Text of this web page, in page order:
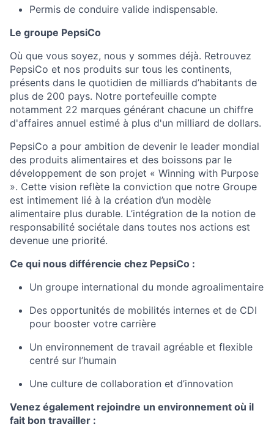
Permis de conduire valide indispensable.
Le groupe PepsiCo
Où que vous soyez, nous y sommes déjà. Retrouvez
PepsiCo et nos produits sur tous les continents,
présents dans le quotidien de milliards d’habitants de
plus de 200 pays. Notre portefeuille compte
notamment 22 marques générant chacune un chiffre
d'affaires annuel estimé à plus d'un milliard de dollars.
PepsiCo a pour ambition de devenir le leader mondial
des produits alimentaires et des boissons par le
développement de son projet « Winning with Purpose
». Cette vision reflète la conviction que notre Groupe
est intimement lié à la création d’un modèle
alimentaire plus durable. L’intégration de la notion de
responsabilité sociétale dans toutes nos actions est
devenue une priorité.
Ce qui nous différencie chez PepsiCo :
Un groupe international du monde agroalimentaire
Des opportunités de mobilités internes et de CDI
pour booster votre carrière
Un environnement de travail agréable et flexible
centré sur l’humain
Une culture de collaboration et d’innovation
Venez également rejoindre un environnement où il
fait bon travailler :